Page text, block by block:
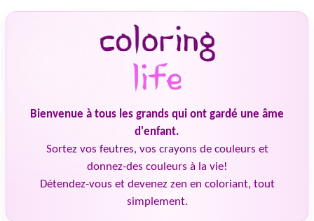
Bienvenue à tous les grands qui ont gardé une âme
d'enfant.
Sortez vos feutres, vos crayons de couleurs et
donnez-des couleurs à la vie!
Détendez-vous et devenez zen en coloriant, tout
simplement.